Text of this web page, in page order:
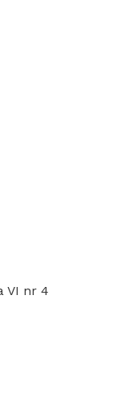
VI nr 4